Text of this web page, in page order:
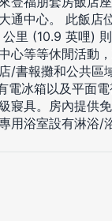
通中心。 此飯店
里 (10.9 英哩)
心等等休閒活動
/書報攤和公共區
電冰箱以及平面
寢具。房內提供
用浴室設有淋浴/